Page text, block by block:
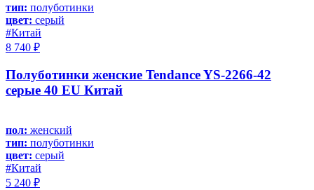
тип: полуботинки
цвет: серый
#Китай
8 740 ₽
Полуботинки женские Tendance YS-2266-42
серые 40 EU Китай
пол: женский
тип: полуботинки
цвет: серый
#Китай
5 240 ₽